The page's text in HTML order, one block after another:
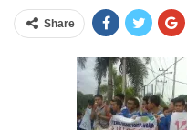
Share